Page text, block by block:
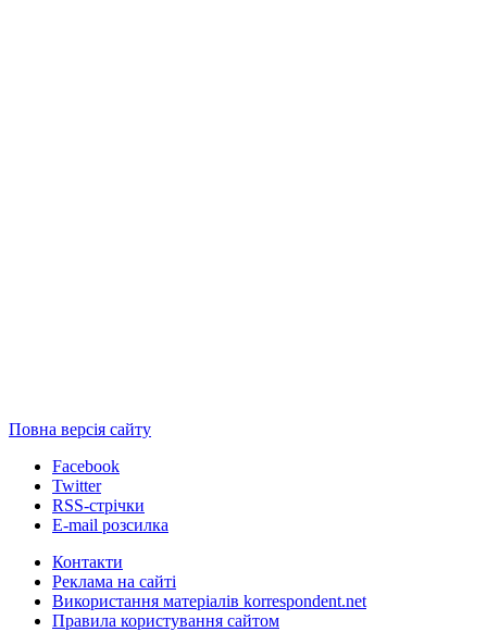
Повна версія сайту
Facebook
Twitter
RSS-стрічки
E-mail розсилка
Контакти
Реклама на сайті
Використання матеріалів korrespondent.net
Правила користування сайтом